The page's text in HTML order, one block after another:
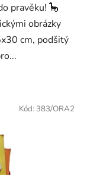
pravěku! 🦕
obrázky
cm, podšitý
Kód: 383/ORA2